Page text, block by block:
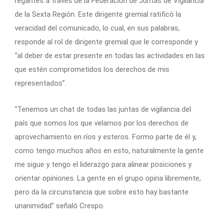
de la Sexta Región. Este dirigente gremial ratificó la
veracidad del comunicado, lo cual, en sus palabras,
responde al rol de dirigente gremial que le corresponde y
“al deber de estar presente en todas las actividades en las
que estén comprometidos los derechos de mis
representados”.
“Tenemos un chat de todas las juntas de vigilancia del
país que somos los que velamos por los derechos de
aprovechamiento en ríos y esteros. Formo parte de él y,
como tengo muchos años en esto, naturalmente la gente
me sigue y tengo el liderazgo para alinear posiciones y
orientar opiniones. La gente en el grupo opina libremente,
pero da la circunstancia que sobre esto hay bastante
unanimidad” señaló Crespo.